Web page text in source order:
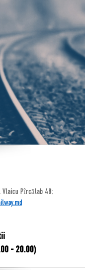
Vlaicu Pîrcălab 48;
- 20.00)